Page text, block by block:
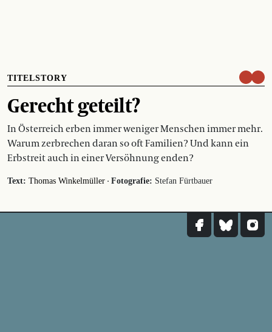
TITELSTORY
Gerecht geteilt?
In Österreich erben immer weniger Menschen immer mehr.
Warum zerbrechen daran so oft Familien? Und kann ein
Erbstreit auch in einer Versöhnung enden?
Text: Thomas Winkelmüller · Fotografie: Stefan Fürtbauer